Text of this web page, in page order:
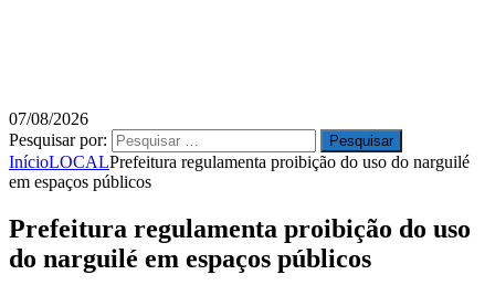
07/08/2026
Pesquisar por:
InícioLOCALPrefeitura regulamenta proibição do uso do narguilé
em espaços públicos
Prefeitura regulamenta proibição do uso
do narguilé em espaços públicos